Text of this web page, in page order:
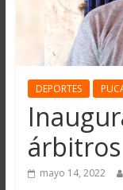
DEPORTES
mayo 14, 2022